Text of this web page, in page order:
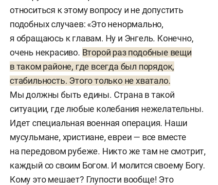
относиться к этому вопросу и не допустить
подобных случаев: «Это ненормально,
я обращаюсь к главам. Ну и Энгель. Конечно,
очень некрасиво. Второй раз подобные вещи
в таком районе, где всегда был порядок,
стабильность. Этого только не хватало.
Мы должны быть едины. Страна в такой
ситуации, где любые колебания нежелательны.
Идет специальная военная операция. Наши
мусульмане, христиане, евреи — все вместе
на передовом рубеже. Никто же там не смотрит,
каждый со своим Богом. И молится своему Богу.
Кому это мешает? Глупости вообще! Это